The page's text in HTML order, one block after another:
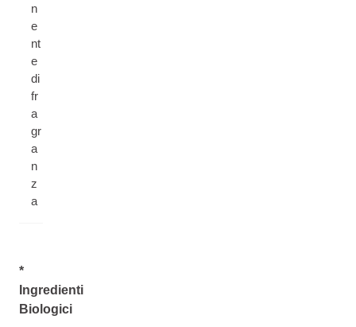
n
e
nt
e
di
fr
a
gr
a
n
z
a
*
Ingredienti
Biologici